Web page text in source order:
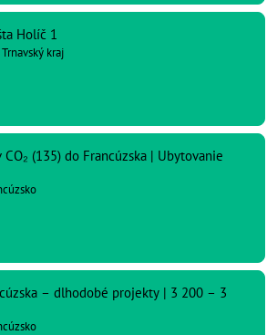
Holíč 1
kraj
(135) do Francúzska | Ubytovanie
– dlhodobé projekty | 3 200 – 3